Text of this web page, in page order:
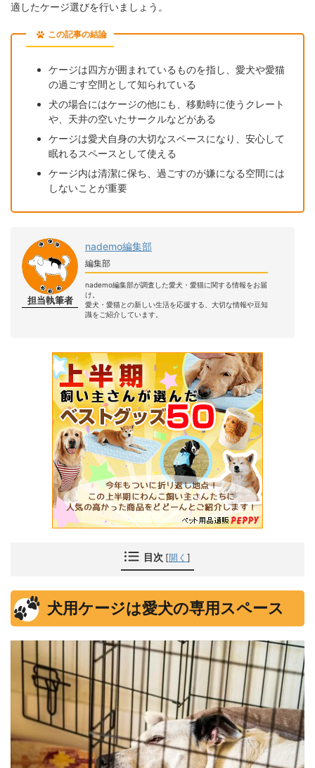
適したケージ選びを行いましょう。
この記事の結論
ケージは四方が囲まれているものを指し、愛犬や愛猫
の過ごす空間として知られている
犬の場合にはケージの他にも、移動時に使うクレート
や、天井の空いたサークルなどがある
ケージは愛犬自身の大切なスペースになり、安心して
眠れるスペースとして使える
ケージ内は清潔に保ち、過ごすのが嫌になる空間には
しないことが重要
担当執筆者
nademo編集部
編集部
nademo編集部が調査した愛犬・愛猫に関する情報をお届
け。
愛犬・愛猫との新しい生活を応援する、大切な情報や豆知
識をご紹介しています。
目次 [開く ]
犬用ケージは愛犬の専用スペース